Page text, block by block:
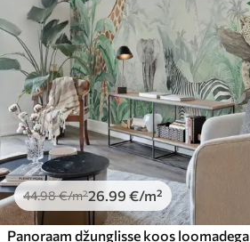
44.98€/m²26 .99 €/m²
Panoraam džunglisse koos loomadega